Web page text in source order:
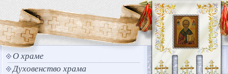
О храме
Духовенство храма